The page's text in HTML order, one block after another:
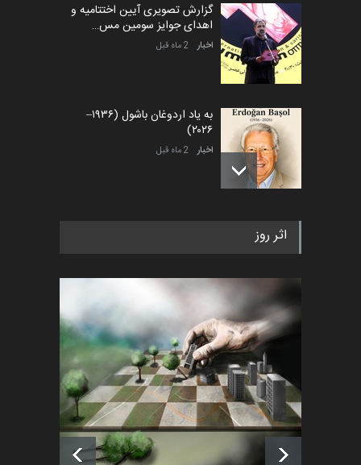
گزارش تصویری آیین اختتامیه و
اهدای جوایز سومین مس…
اخبار 2 ماه قبل
به یاد اردوغان باشول (۱۹۳۶–
۲۰۲۶)
اخبار 2 ماه قبل
رویداد کارگاهی کارتون و پوستر
اخبار 6 ماه قبل
فراخوان رویداد کارگاهی کارتون و
پوستر "ایران سربل…
اخبار 6 ماه قبل
لیست شرکت کنندگان یازدهمین
جشنواره بین‌المللی کا…
اثر روز